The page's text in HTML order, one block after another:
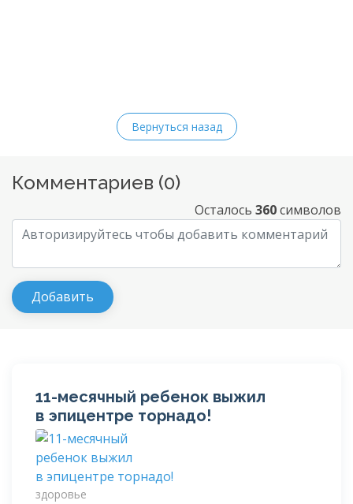
Вернуться назад
Комментариев (0)
Осталось 360символов
11-месячный ребенок выжил
в эпицентре торнадо!
здоровье